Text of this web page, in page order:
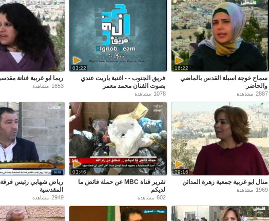
16:22
سماح خوجة اسبلة القدس بالماضي
والحاضر
2887 مشاهدة
03:22
فريق الجنوب - - اغنية ياريت عندي
بصوت الفنان محمد معمر
1078 مشاهدة
ريما ابو غربية فنانة
1653 مشاهدة
09:16
منال ابو غربية جمعية زهرة المدائن
1969 مشاهدة
03:46
تقرير قناة MBC عن حملة فائض ما
لديكم
602 مشاهدة
رياض شهابي رئيس
المقدسية
2949 مشاهدة